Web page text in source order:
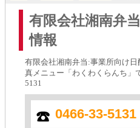
有限会社湘南弁
情報
有限会社湘南弁当:事業所向け
真メニュー「わくわくらんち」
5131
0466-33-5131